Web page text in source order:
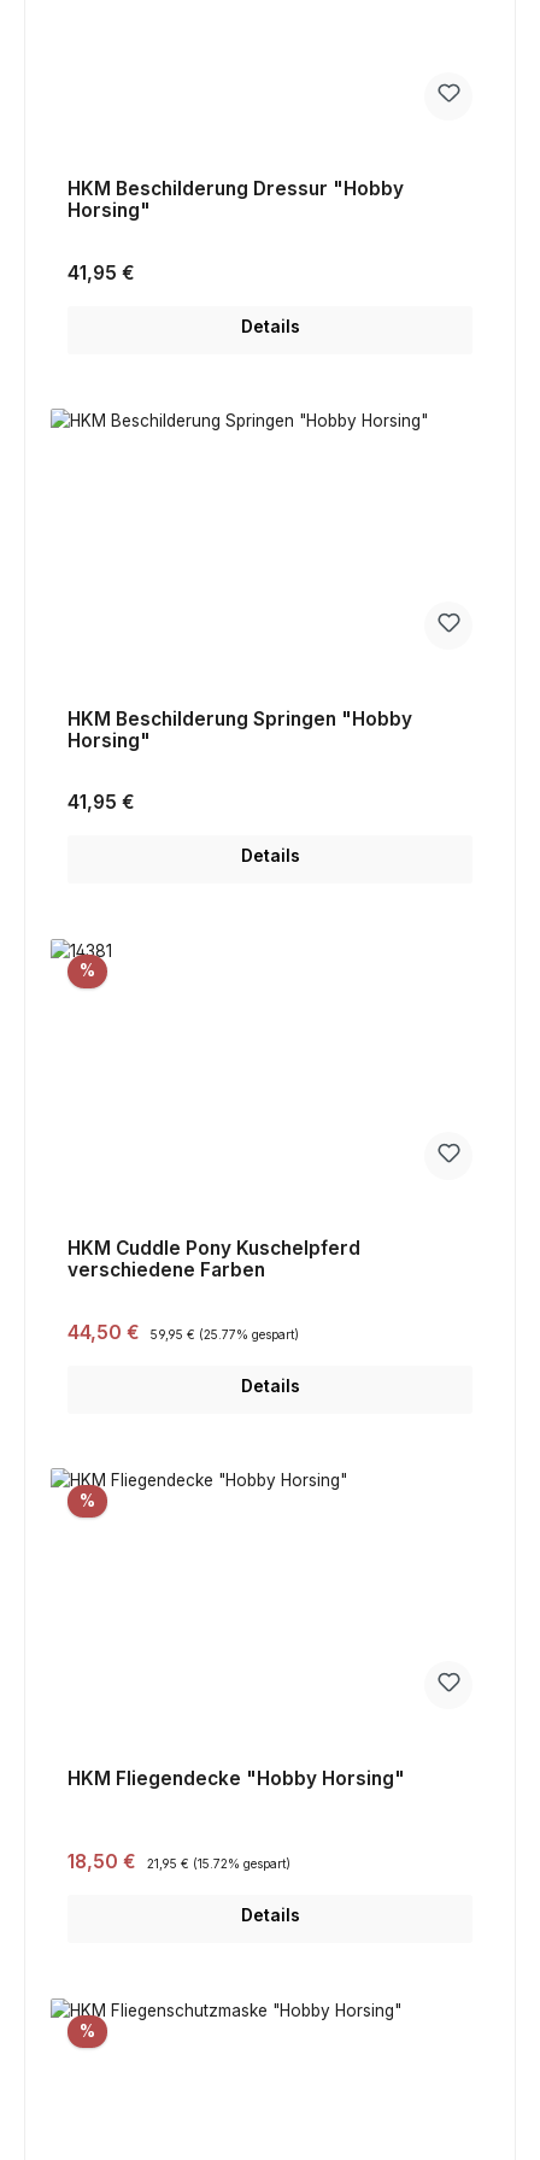
HKM Beschilderung Dressur "Hobby
Horsing"
Regulärer Preis:
41,95 €
Details
HKM Beschilderung Springen "Hobby
Horsing"
Regulärer Preis:
41,95 €
Details
%Rabatt
HKM Cuddle Pony Kuschelpferd
verschiedene Farben
Verkaufspreis:
44,50 € Regulärer Preis:
59,95 € (25.77% gespart)
Details
%Rabatt
HKM Fliegendecke "Hobby Horsing"
Verkaufspreis:
18,50 € Regulärer Preis:
21,95 € (15.72% gespart)
Details
%Rabatt